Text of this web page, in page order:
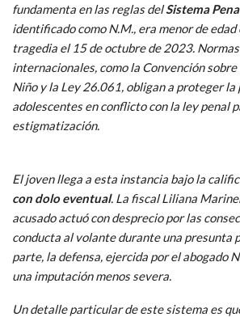
fundamenta en las reglas delSistema
identificado como N.M., era menor de
tragedia el 15 de octubre de 2023.
internacionales, como la Convención
Niño y la Ley 26.061, obligan a proteger la
adolescentes en conflicto con la ley penal
estigmatización.
El joven llega a esta instancia bajo la
con dolo eventual. La fiscal Liliana
acusado actuó con desprecio por las
conducta al volante durante una presunta
parte, la defensa, ejercida por el abogado
una imputación menos severa.
Un detalle particular de este sistema es